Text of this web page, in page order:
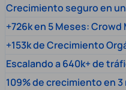
Crecimiento seguro en
+726k en 5 Meses:
+153k de Crecimiento
Escalando a 640k+ de
109% de crecimiento en 3